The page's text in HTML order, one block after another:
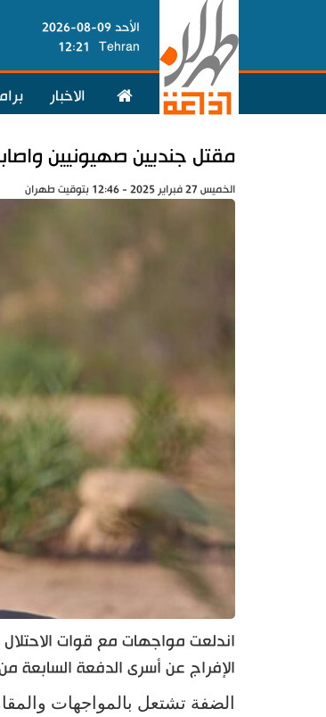
الأحد 09-08-2026
Tehran
12:21
الاخبار
مقتل جنديين صهيونيين واصابة 5 آخرين بنيران المقاومة في الضفة
الخميس 27 فبراير 2025 - 12:46 بتوقيت طهران
اندلعت مواجهات مع قوات الاحتلال
الإفراج عن أسرى الدفعة السابعة
الضفة تشتعل بالمواجهات